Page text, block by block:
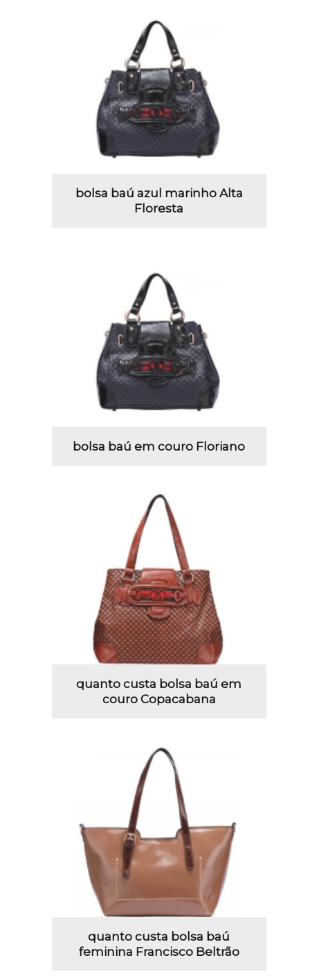
bolsa baú azul marinho Alta
Floresta
bolsa baú em couro Floriano
quanto custa bolsa baú em
couro Copacabana
quanto custa bolsa baú
feminina Francisco Beltrão